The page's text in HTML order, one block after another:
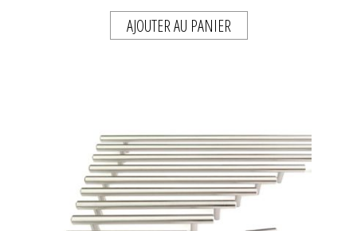
AJOUTER AU PANIER